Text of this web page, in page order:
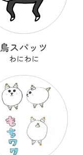
鳥スパッツ
わにわに